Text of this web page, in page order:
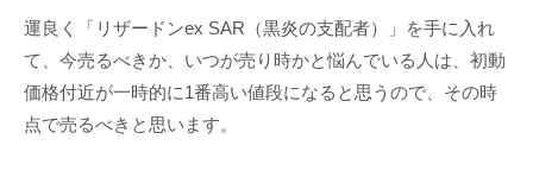
運良く「リザードンex SAR（黒炎の支配者）」を手に入れ
て、今売るべきか、いつが売り時かと悩んでいる人は、初動
価格付近が一時的に1番高い値段になると思うので、その時
点で売るべきと思います。